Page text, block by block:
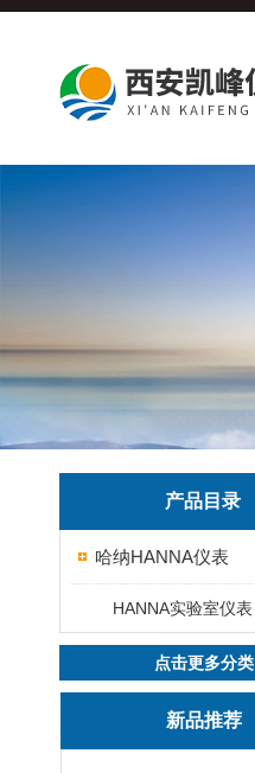
产品目录
哈纳HANNA仪表
HANNA实验室仪表
点击更多分类
新品推荐